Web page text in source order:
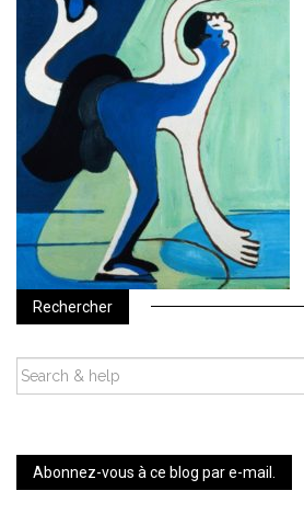
Rechercher
SEARCH
FOR:
Abonnez-vous à ce blog par e-mail.